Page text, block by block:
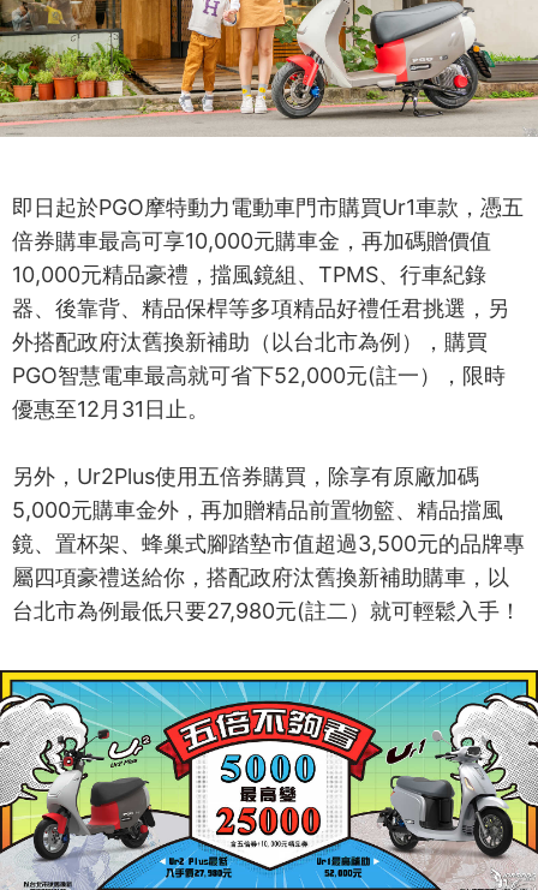
即日起於PGO摩特動力電動車門市購買Ur1車款，憑五
倍券購車最高可享10,000元購車金，再加碼贈價值
10,000元精品豪禮，擋風鏡組、TPMS、行車紀錄
器、後靠背、精品保桿等多項精品好禮任君挑選，另
外搭配政府汰舊換新補助（以台北市為例），購買
PGO智慧電車最高就可省下52,000元(註一），限時
優惠至12月31日止。
另外，Ur2Plus使用五倍券購買，除享有原廠加碼
5,000元購車金外，再加贈精品前置物籃、精品擋風
鏡、置杯架、蜂巢式腳踏墊市值超過3,500元的品牌專
屬四項豪禮送給你，搭配政府汰舊換新補助購車，以
台北市為例最低只要27,980元(註二）就可輕鬆入手！